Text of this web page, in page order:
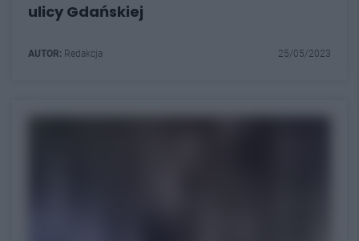
ulicy Gdańskiej
AUTOR: Redakcja 25/05/2023